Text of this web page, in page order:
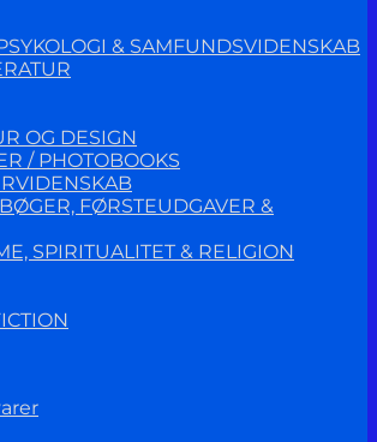
& SAMFUNDSVIDENSKAB
OG DESIGN
/ PHOTOBOOKS
FØRSTEUDGAVER &
SPIRITUALITET & RELIGION